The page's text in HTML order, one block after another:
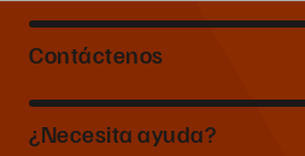
Contáctenos
¿Necesita ayuda?